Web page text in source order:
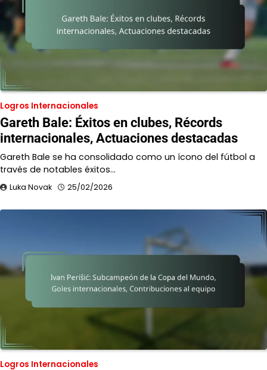
Logros Internacionales
Gareth Bale: Éxitos en clubes, Récords
internacionales, Actuaciones destacadas
Gareth Bale se ha consolidado como un ícono del fútbol a
través de notables éxitos…
Luka Novak 25/02/2026
Logros Internacionales